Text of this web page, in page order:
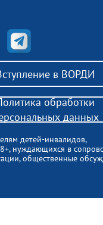
в ВОРДИ
детей-инвалидов,
нуждающихся в
общественные
обработки
данных